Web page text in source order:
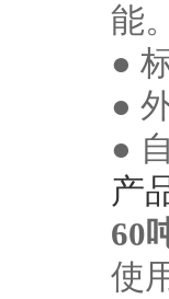
能
●
●
●
产
60
使